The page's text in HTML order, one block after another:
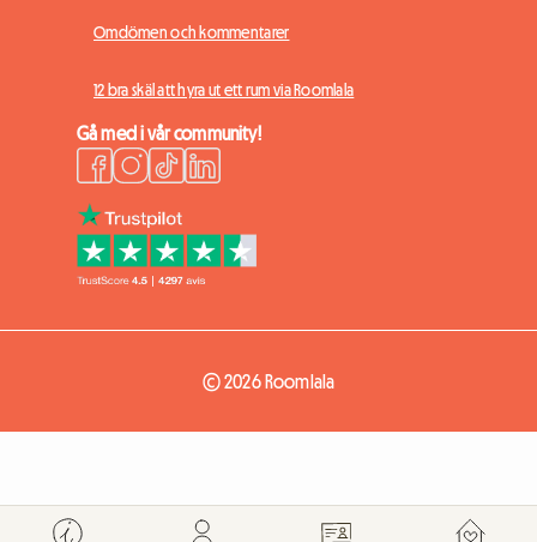
Omdömen och kommentarer
12 bra skäl att hyra ut ett rum via Roomlala
Gå med i vår community!
© 2026 Roomlala